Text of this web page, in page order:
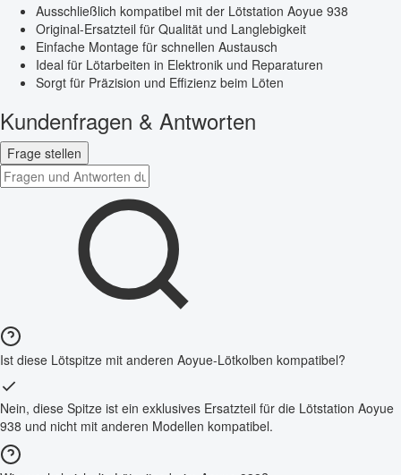
Ausschließlich kompatibel mit der Lötstation Aoyue 938
Original-Ersatzteil für Qualität und Langlebigkeit
Einfache Montage für schnellen Austausch
Ideal für Lötarbeiten in Elektronik und Reparaturen
Sorgt für Präzision und Effizienz beim Löten
Kundenfragen & Antworten
Frage stellen
Ist diese Lötspitze mit anderen Aoyue-Lötkolben kompatibel?
Nein, diese Spitze ist ein exklusives Ersatzteil für die Lötstation Aoyue
938 und nicht mit anderen Modellen kompatibel.